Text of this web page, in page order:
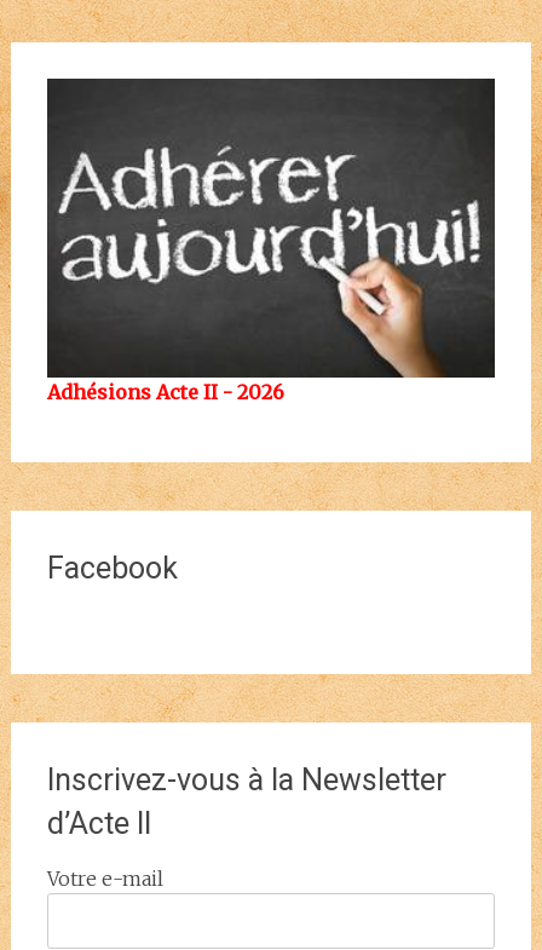
Adhésions Acte II - 2026
Facebook
Inscrivez-vous à la Newsletter
d’Acte II
Votre e-mail